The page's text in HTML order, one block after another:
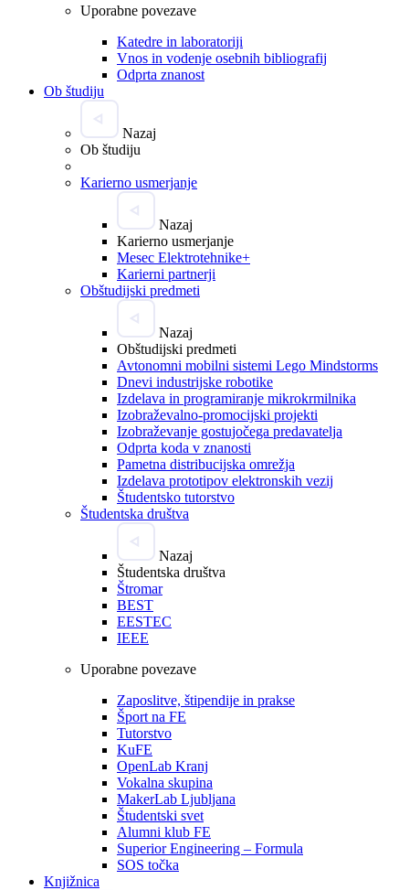
Uporabne povezave
Katedre in laboratoriji
Vnos in vodenje osebnih bibliografij
Odprta znanost
Ob študiju
Nazaj
Ob študiju
Karierno usmerjanje
Nazaj
Karierno usmerjanje
Mesec Elektrotehnike+
Karierni partnerji
Obštudijski predmeti
Nazaj
Obštudijski predmeti
Avtonomni mobilni sistemi Lego Mindstorms
Dnevi industrijske robotike
Izdelava in programiranje mikrokrmilnika
Izobraževalno-promocijski projekti
Izobraževanje gostujočega predavatelja
Odprta koda v znanosti
Pametna distribucijska omrežja
Izdelava prototipov elektronskih vezij
Študentsko tutorstvo
Študentska društva
Nazaj
Študentska društva
Štromar
BEST
EESTEC
IEEE
Uporabne povezave
Zaposlitve, štipendije in prakse
Šport na FE
Tutorstvo
KuFE
OpenLab Kranj
Vokalna skupina
MakerLab Ljubljana
Študentski svet
Alumni klub FE
Superior Engineering – Formula
SOS točka
Knjižnica